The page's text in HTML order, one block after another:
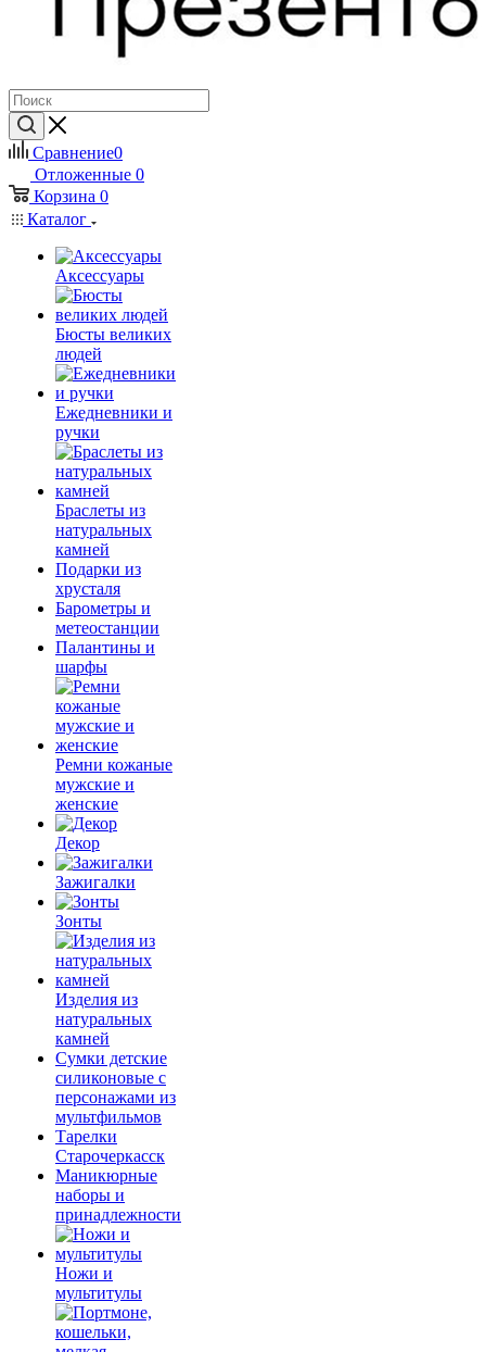
Сравнение0
Отложенные 0
Корзина 0
Каталог
Аксессуары
Бюсты великих
людей
Ежедневники и
ручки
Браслеты из
натуральных
камней
Подарки из
хрусталя
Барометры и
метеостанции
Палантины и
шарфы
Ремни кожаные
мужские и
женские
Декор
Зажигалки
Зонты
Изделия из
натуральных
камней
Сумки детские
силиконовые с
персонажами из
мультфильмов
Тарелки
Старочеркасск
Маникюрные
наборы и
принадлежности
Ножи и
мультитулы